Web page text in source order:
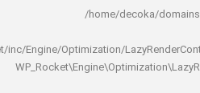
/home/
rocket/inc/Engine/Optimization/